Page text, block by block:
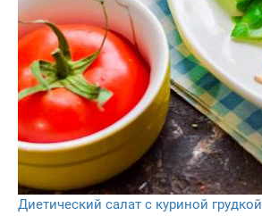
Диетический салат с куриной грудкой